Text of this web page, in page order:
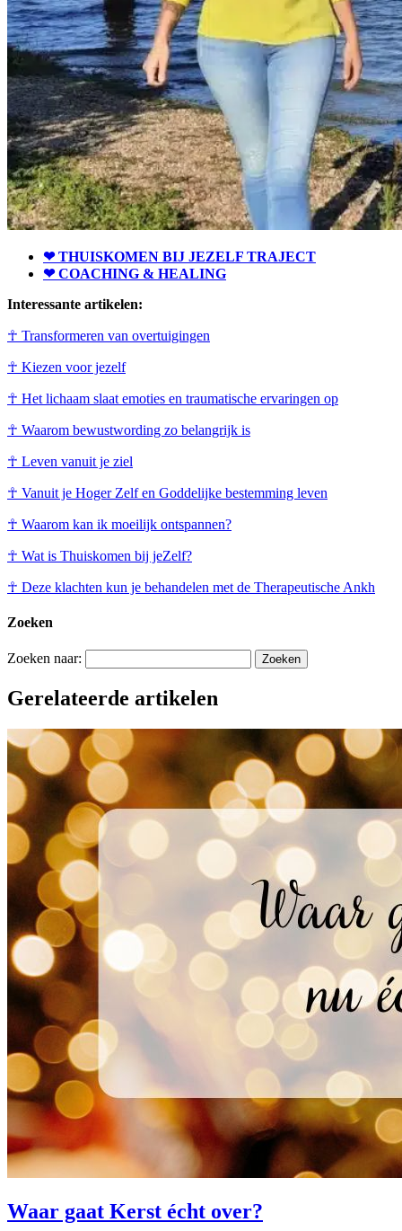
❤ THUISKOMEN BIJ JEZELF TRAJECT
❤ COACHING & HEALING
Interessante artikelen:
☥ Transformeren van overtuigingen
☥ Kiezen voor jezelf
☥ Het lichaam slaat emoties en traumatische ervaringen op
☥ Waarom bewustwording zo belangrijk is
☥ Leven vanuit je ziel
☥ Vanuit je Hoger Zelf en Goddelijke bestemming leven
☥ Waarom kan ik moeilijk ontspannen?
☥ Wat is Thuiskomen bij jeZelf?
☥ Deze klachten kun je behandelen met de Therapeutische Ankh
Zoeken
Zoeken naar:
Gerelateerde artikelen
Waar gaat Kerst écht over?